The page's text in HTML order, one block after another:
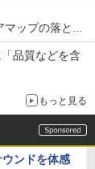
ップの落とし
品質などを含
もっと見る
ンドを体感